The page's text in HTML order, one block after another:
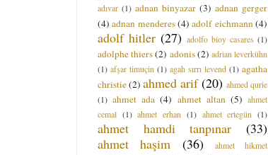
adıvar (1) adnan binyazar (3) adnan gerger
(4) adnan menderes(4) adolf eichmann (4)
adolf hitler (27) adolfo bioy casares (1)
adolphe thiers(2) adonis(2) adrian leverkühn
(1) afşar timuçin (1) agah sırrı levend (1) agatha
christie(2) ahmed arif (20) ahmed qurie
(1) ahmet ada (4) ahmet altan (5) ahmet
cemal (1) ahmet erhan (1) ahmet ertegün (1)
ahmet hamdi tanpınar
(33)
ahmet haşim
(36)
ahmet hikmet